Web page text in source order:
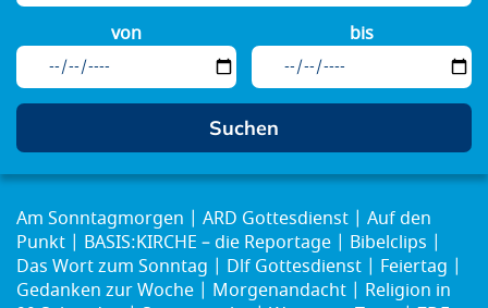
von bis
Am Sonntagmorgen ARD Gottesdienst
Auf den
Punkt
BASIS:KIRCHE – die Reportage
Bibelclips
Das Wort zum Sonntag
Dlf Gottesdienst
Feiertag
Gedanken zur Woche
Morgenandacht
Religion in